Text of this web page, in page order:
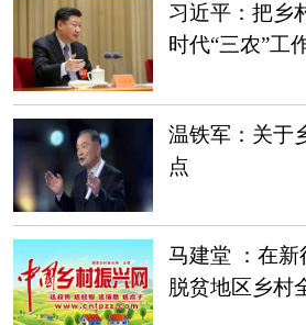
习近平：把乡
时代“三农”工
温铁军：关于
点
马建堂 ：在
脱贫地区乡村